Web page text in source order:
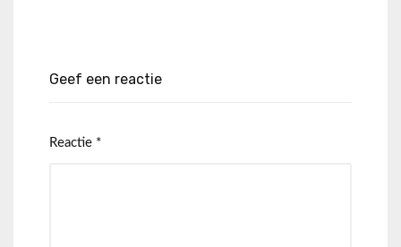
Geef een reactie
Reactie *